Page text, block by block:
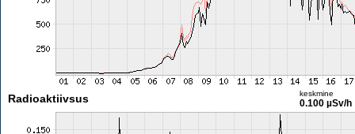
Radioaktiivsus keskmine
0.100 µSv/h